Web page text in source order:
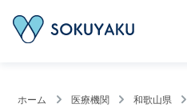
ホーム 医療機関 和歌山県